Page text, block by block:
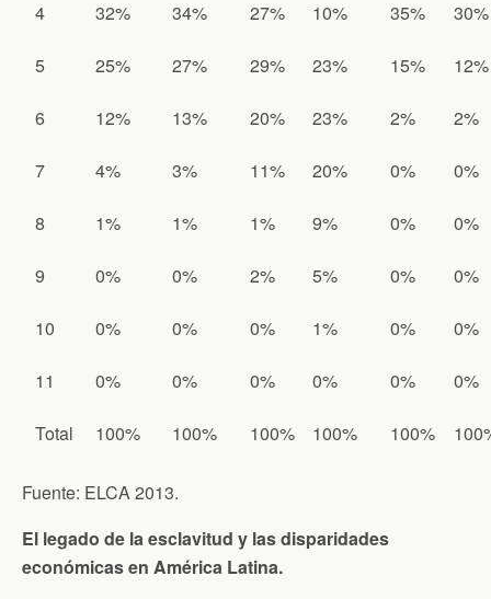
4 32% 34% 27% 10% 35% 30%
5 25% 27% 29% 23% 15% 12%
6 12% 13% 20% 23% 2% 2%
7 4% 3% 11% 20% 0% 0%
8 1% 1% 1% 9% 0% 0%
9 0% 0% 2% 5% 0% 0%
10 0% 0% 0% 1% 0% 0%
11 0% 0% 0% 0% 0% 0%
Total 100% 100% 100% 100% 100%
Fuente: ELCA 2013.
El legado de la esclavitud y las disparidades
económicas en América Latina.